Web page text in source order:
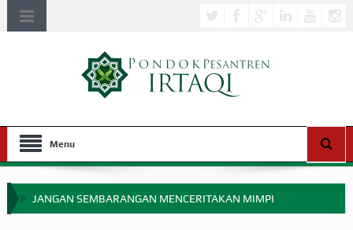
Menu
JANGAN SEMBARANGAN MENCERITAKAN MIMPI